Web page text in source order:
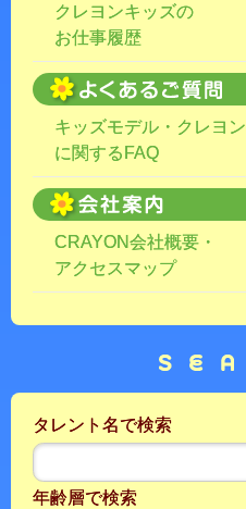
クレヨンキッズの
お仕事履歴
キッズモデル・クレヨン
に関するFAQ
CRAYON会社概要・
アクセスマップ
タレント名で検索
年齢層で検索